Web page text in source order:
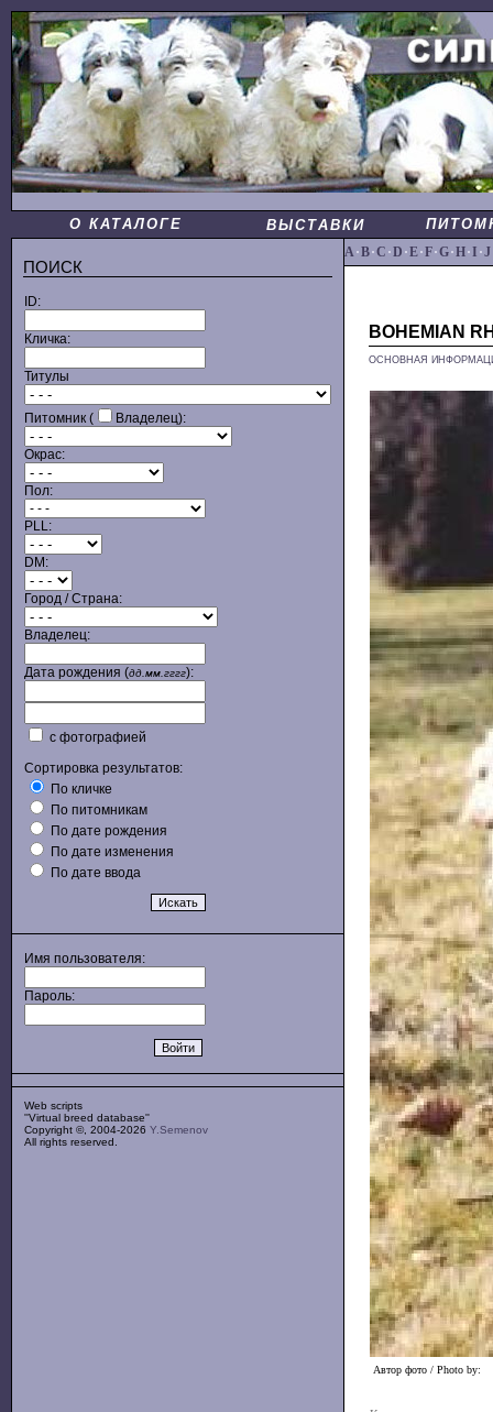
О КАТАЛОГЕ ВЫСТАВКИ
ПОИСК
ID:
Кличка:
Титулы
Питомник ( Владелец):
Окрас:
Пол:
PLL:
DM:
Город / Страна:
Владелец:
Дата рождения (дд.мм.гггг):
с фотографией
Сортировка результатов:
По кличке
По питомникам
По дате рождения
По дате изменения
По дате ввода
Имя пользователя:
Пароль:
Web scripts
''Virtual breed database''
Copyright ©, 2004-2026 Y.Semenov
All rights reserved.
A·B·C ·D ·E·F·G·H·I ·J
BOHEMIAN
ОСНОВНАЯ
Автор фото / Photo by: